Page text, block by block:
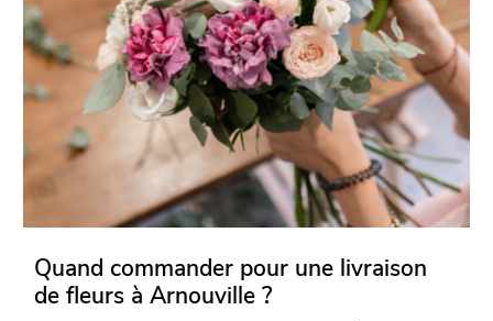
Quand commander pour une livraison
de fleurs à Arnouville ?